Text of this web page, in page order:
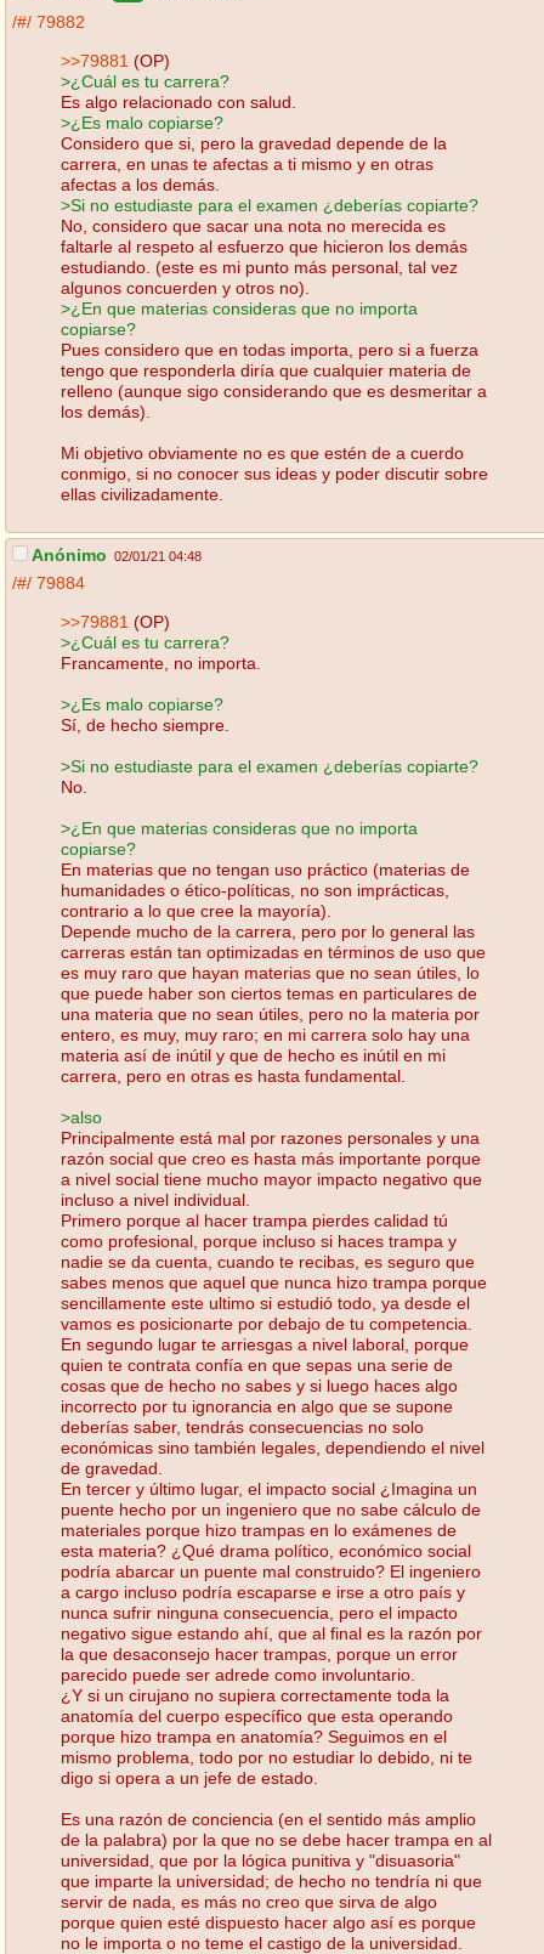
/#/ 79882
>>79881 (OP)
>¿Cuál es tu carrera?
Es algo relacionado con salud.
>¿Es malo copiarse?
Considero que si, pero la gravedad depende de la
carrera, en unas te afectas a ti mismo y en otras
afectas a los demás.
>Si no estudiaste para el examen ¿deberías copiarte?
No, considero que sacar una nota no merecida es
faltarle al respeto al esfuerzo que hicieron los demás
estudiando. (este es mi punto más personal, tal vez
algunos concuerden y otros no).
>¿En que materias consideras que no importa
copiarse?
Pues considero que en todas importa, pero si a fuerza
tengo que responderla diría que cualquier materia de
relleno (aunque sigo considerando que es desmeritar a
los demás).
Mi objetivo obviamente no es que estén de a cuerdo
conmigo, si no conocer sus ideas y poder discutir sobre
ellas civilizadamente.
Anónimo 02/01/21 04:48
/#/ 79884
>>79881 (OP)
>¿Cuál es tu carrera?
Francamente, no importa.
>¿Es malo copiarse?
Sí, de hecho siempre.
>Si no estudiaste para el examen ¿deberías copiarte?
No.
>¿En que materias consideras que no importa
copiarse?
En materias que no tengan uso práctico (materias de
humanidades o ético-políticas, no son imprácticas,
contrario a lo que cree la mayoría).
Depende mucho de la carrera, pero por lo general las
carreras están tan optimizadas en términos de uso que
es muy raro que hayan materias que no sean útiles, lo
que puede haber son ciertos temas en particulares de
una materia que no sean útiles, pero no la materia por
entero, es muy, muy raro; en mi carrera solo hay una
materia así de inútil y que de hecho es inútil en mi
carrera, pero en otras es hasta fundamental.
>also
Principalmente está mal por razones personales y una
razón social que creo es hasta más importante porque
a nivel social tiene mucho mayor impacto negativo que
incluso a nivel individual.
Primero porque al hacer trampa pierdes calidad tú
como profesional, porque incluso si haces trampa y
nadie se da cuenta, cuando te recibas, es seguro que
sabes menos que aquel que nunca hizo trampa porque
sencillamente este ultimo si estudió todo, ya desde el
vamos es posicionarte por debajo de tu competencia.
En segundo lugar te arriesgas a nivel laboral, porque
quien te contrata confía en que sepas una serie de
cosas que de hecho no sabes y si luego haces algo
incorrecto por tu ignorancia en algo que se supone
deberías saber, tendrás consecuencias no solo
económicas sino también legales, dependiendo el nivel
de gravedad.
En tercer y último lugar, el impacto social ¿Imagina un
puente hecho por un ingeniero que no sabe cálculo de
materiales porque hizo trampas en lo exámenes de
esta materia? ¿Qué drama político, económico social
podría abarcar un puente mal construido? El ingeniero
a cargo incluso podría escaparse e irse a otro país y
nunca sufrir ninguna consecuencia, pero el impacto
negativo sigue estando ahí, que al final es la razón por
la que desaconsejo hacer trampas, porque un error
parecido puede ser adrede como involuntario.
¿Y si un cirujano no supiera correctamente toda la
anatomía del cuerpo específico que esta operando
porque hizo trampa en anatomía? Seguimos en el
mismo problema, todo por no estudiar lo debido, ni te
digo si opera a un jefe de estado.
Es una razón de conciencia (en el sentido más amplio
de la palabra) por la que no se debe hacer trampa en al
universidad, que por la lógica punitiva y "disuasoria"
que imparte la universidad; de hecho no tendría ni que
servir de nada, es más no creo que sirva de algo
porque quien esté dispuesto hacer algo así es porque
no le importa o no teme el castigo de la universidad.